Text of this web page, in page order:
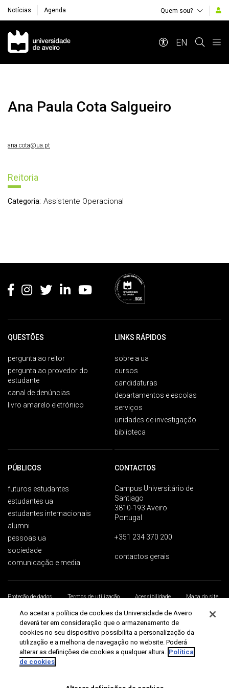
Notícias Agenda Quem sou?
Navegação Principal
EN
Ana Paula Cota Salgueiro
Reitoria
Categoria: Assistente Operacional
ana.cota@ua.pt
QUESTÕES
pergunta ao reitor
pergunta ao provedor do
estudante
canal de denúncias
livro amarelo eletrónico
LINKS RÁPIDOS
sobre a ua
cursos
candidaturas
departamentos e escolas
serviços
unidades de investigação
biblioteca
PÚBLICOS
futuros estudantes
estudantes ua
estudantes internacionais
alumni
pessoas ua
sociedade
comunicação e media
CONTACTOS
Campus Universitário de
Santiago
3810-193 Aveiro
Portugal
+351 234 370 200
contactos gerais
Proteção de dados Termos de utilização Acessibilidade
Mapa do site
Universidade de Aveiro 2026
Ao aceitar a política de cookies da Universidade de Aveiro
deverá ter em consideração que o armazenamento de
cookies no seu dispositivo possibilita a personalização da
utilização e a melhoria de navegação no website. Poderá
alterar as definições de cookies a qualquer altura. Política
de cookies